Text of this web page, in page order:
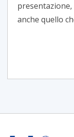
anche quello